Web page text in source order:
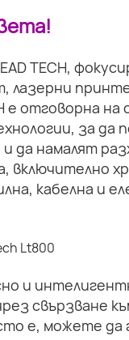
TECH,
е отговорна
за да
да намалят
включително
кабелна и
и
свързване
е, можете да